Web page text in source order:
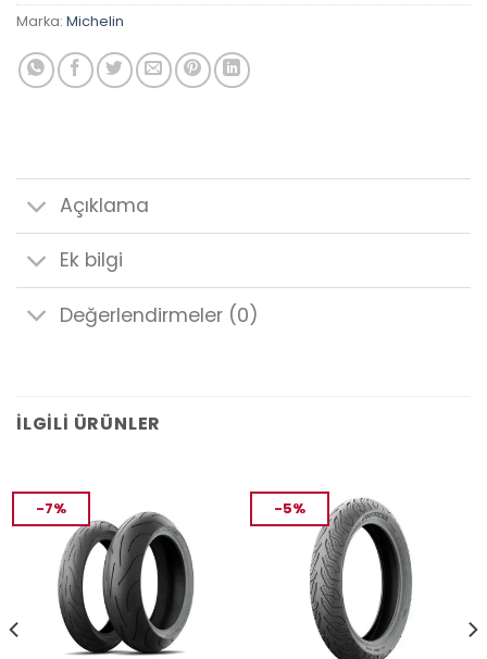
Marka: Michelin
Açıklama
Ek bilgi
Değerlendirmeler (0)
İLGILI ÜRÜNLER
-7% -5%